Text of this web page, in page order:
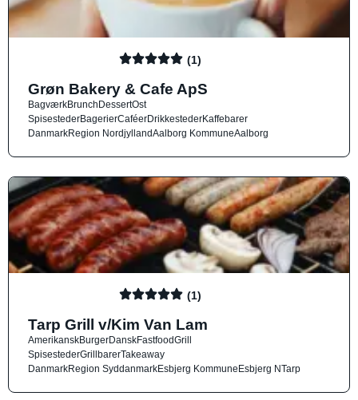
(1)
Grøn Bakery & Cafe ApS
BagværkBrunchDessertOst
SpisestederBagerierCaféerDrikkestederKaffebarer
DanmarkRegion NordjyllandAalborg KommuneAalborg
(1)
Tarp Grill v/Kim Van Lam
AmerikanskBurgerDanskFastfoodGrill
SpisestederGrillbarerTakeaway
DanmarkRegion SyddanmarkEsbjerg KommuneEsbjerg NTarp